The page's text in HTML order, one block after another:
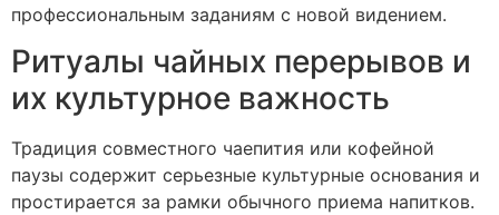
профессиональным заданиям с новой видением.
Ритуалы чайных перерывов и
их культурное важность
Традиция совместного чаепития или кофейной
паузы содержит серьезные культурные основания и
простирается за рамки обычного приема напитков.